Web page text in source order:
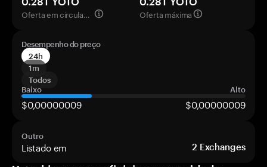
Oferta em circulação
Oferta máxima
Desempenho do preço
24h
1m
Todos
Baixo
Alto
$0,00000009 $0,00000009
Outro
Listado em 2 Exchanges